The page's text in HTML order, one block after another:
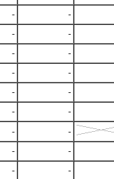
- -
- -
- -
- -
- -
- -
-
-
- -
- -